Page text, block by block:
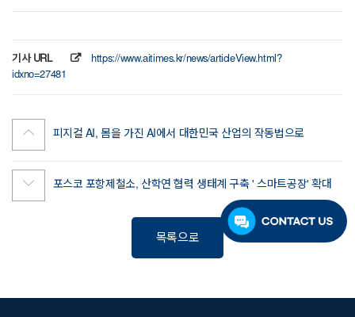
기사 URL
https://www.aitimes.kr/news/articleView.html?
idxno=27481
피지컬 AI, 몸을 가진 AI에서 대한민국 산업의 작동법으로
포스코 포항제철소, 산학연 협력 생태계 구축 ' 스마트공장' 확대
목록으로